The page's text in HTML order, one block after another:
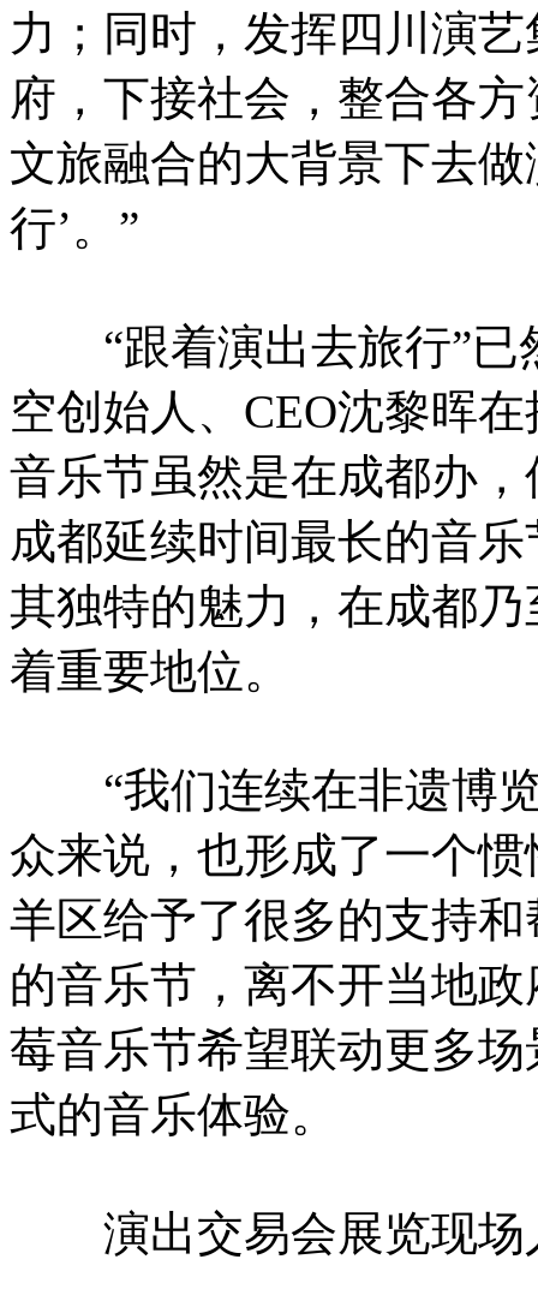
力；同时，发挥四川演
府，下接社会，整合各
文旅融合的大背景下去
行’。”
“跟着演出去旅行”已
空创始人、CEO沈黎晖
音乐节虽然是在成都办
成都延续时间最长的音
其独特的魅力，在成都
着重要地位。
“我们连续在非遗博览
众来说，也形成了一个
羊区给予了很多的支持
的音乐节，离不开当地
莓音乐节希望联动更多
式的音乐体验。
演出交易会展览现场